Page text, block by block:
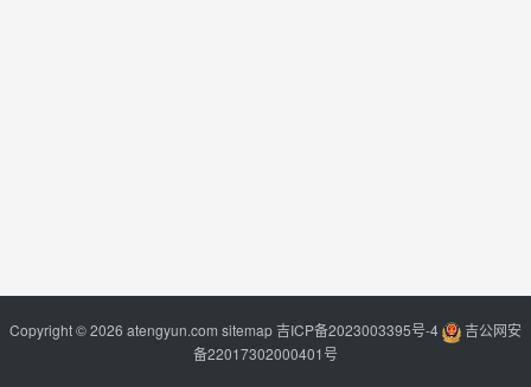
Copyright © 2026 atengyun.com sitemap吉ICP备2023003395号-4
吉公网安
备22017302000401号